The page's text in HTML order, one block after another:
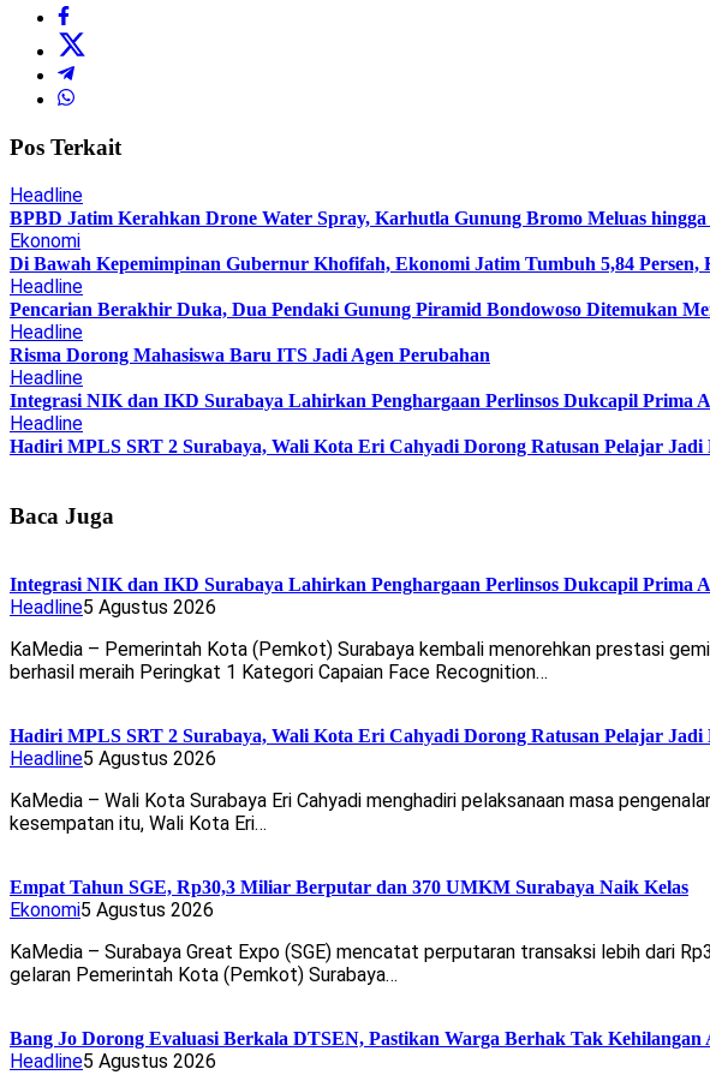
Pos Terkait
Headline
BPBD Jatim Kerahkan Drone Water Spray, Karhutla Gunung Bromo Meluas hingga
Ekonomi
Di Bawah Kepemimpinan Gubernur Khofifah, Ekonomi Jatim Tumbuh 5,84 Persen,
Headline
Pencarian Berakhir Duka, Dua Pendaki Gunung Piramid Bondowoso Ditemukan
Headline
Risma Dorong Mahasiswa Baru ITS Jadi Agen Perubahan
Headline
Integrasi NIK dan IKD Surabaya Lahirkan Penghargaan Perlinsos Dukcapil Prima
Headline
Hadiri MPLS SRT 2 Surabaya, Wali Kota Eri Cahyadi Dorong Ratusan Pelajar
Baca Juga
Integrasi NIK dan IKD Surabaya Lahirkan Penghargaan Perlinsos Dukcapil Prima
Headline5 Agustus 2026
KaMedia – Pemerintah Kota (Pemkot) Surabaya kembali menorehkan prestasi
berhasil meraih Peringkat 1 Kategori Capaian Face Recognition…
Hadiri MPLS SRT 2 Surabaya, Wali Kota Eri Cahyadi Dorong Ratusan Pelajar
Headline5 Agustus 2026
KaMedia – Wali Kota Surabaya Eri Cahyadi menghadiri pelaksanaan masa
kesempatan itu, Wali Kota Eri…
Empat Tahun SGE, Rp30,3 Miliar Berputar dan 370 UMKM Surabaya Naik Kelas
Ekonomi5 Agustus 2026
KaMedia – Surabaya Great Expo (SGE) mencatat perputaran transaksi lebih dari
gelaran Pemerintah Kota (Pemkot) Surabaya…
Bang Jo Dorong Evaluasi Berkala DTSEN, Pastikan Warga Berhak Tak Kehilangan
Headline5 Agustus 2026